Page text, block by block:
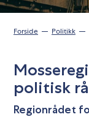
Forside Politikk
politisk
Regionrådet